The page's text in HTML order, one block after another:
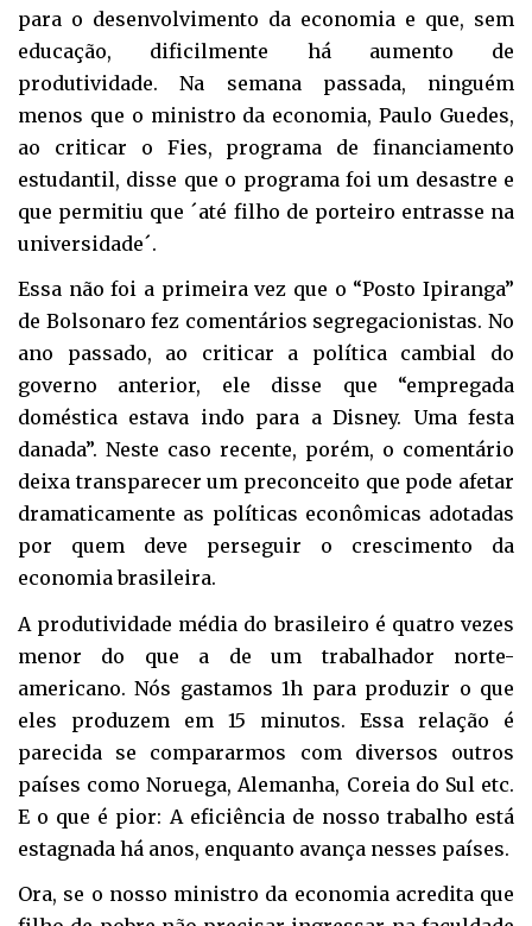
para o desenvolvimento da economia e que, sem
educação, dificilmente há aumento de
produtividade. Na semana passada, ninguém
menos que o ministro da economia, Paulo Guedes,
ao criticar o Fies, programa de financiamento
estudantil, disse que o programa foi um desastre e
que permitiu que ´até filho de porteiro entrasse na
universidade´.
Essa não foi a primeira vez que o “Posto Ipiranga”
de Bolsonaro fez comentários segregacionistas. No
ano passado, ao criticar a política cambial do
governo anterior, ele disse que “empregada
doméstica estava indo para a Disney. Uma festa
danada”. Neste caso recente, porém, o comentário
deixa transparecer um preconceito que pode afetar
dramaticamente as políticas econômicas adotadas
por quem deve perseguir o crescimento da
economia brasileira.
A produtividade média do brasileiro é quatro vezes
menor do que a de um trabalhador norte-
americano. Nós gastamos 1h para produzir o que
eles produzem em 15 minutos. Essa relação é
parecida se compararmos com diversos outros
países como Noruega, Alemanha, Coreia do Sul etc.
E o que é pior: A eficiência de nosso trabalho está
estagnada há anos, enquanto avança nesses países.
Ora, se o nosso ministro da economia acredita que